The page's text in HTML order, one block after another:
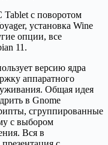
с поворотом
установка Wine
опции, все
11.
версию ядра
аппаратного
Общая идея
в Gnome
сгруппированные
с выбором
Вся в